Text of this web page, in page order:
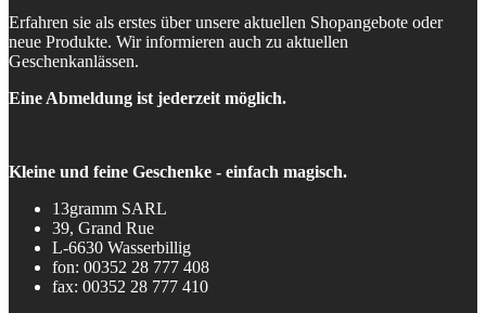
Erfahren sie als erstes über unsere aktuellen Shopangebote oder
neue Produkte. Wir informieren auch zu aktuellen
Geschenkanlässen.
Eine Abmeldung ist jederzeit möglich.
Kleine und feine Geschenke - einfach magisch.
13gramm SARL
39, Grand Rue
L-6630 Wasserbillig
fon: 00352 28 777 408
fax: 00352 28 777 410